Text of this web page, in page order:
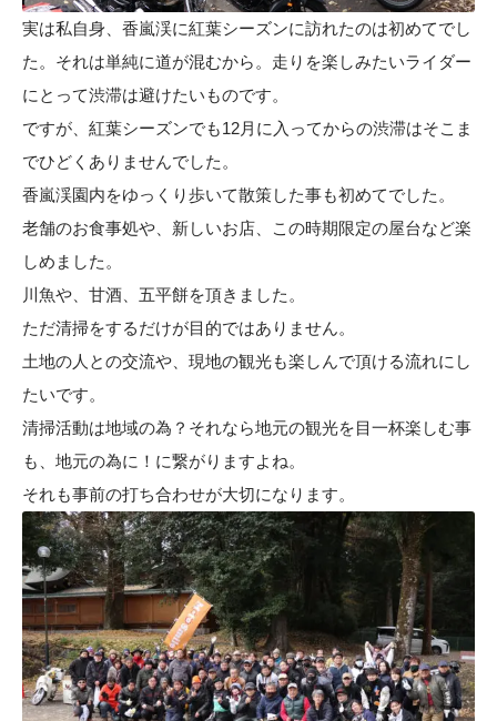
実は私自身、香嵐渓に紅葉シーズンに訪れたのは初めてでし
た。それは単純に道が混むから。走りを楽しみたいライダー
にとって渋滞は避けたいものです。
ですが、紅葉シーズンでも12月に入ってからの渋滞はそこま
でひどくありませんでした。
香嵐渓園内をゆっくり歩いて散策した事も初めてでした。
老舗のお食事処や、新しいお店、この時期限定の屋台など楽
しめました。
川魚や、甘酒、五平餅を頂きました。
ただ清掃をするだけが目的ではありません。
土地の人との交流や、現地の観光も楽しんで頂ける流れにし
たいです。
清掃活動は地域の為？それなら地元の観光を目一杯楽しむ事
も、地元の為に！に繋がりますよね。
それも事前の打ち合わせが大切になります。